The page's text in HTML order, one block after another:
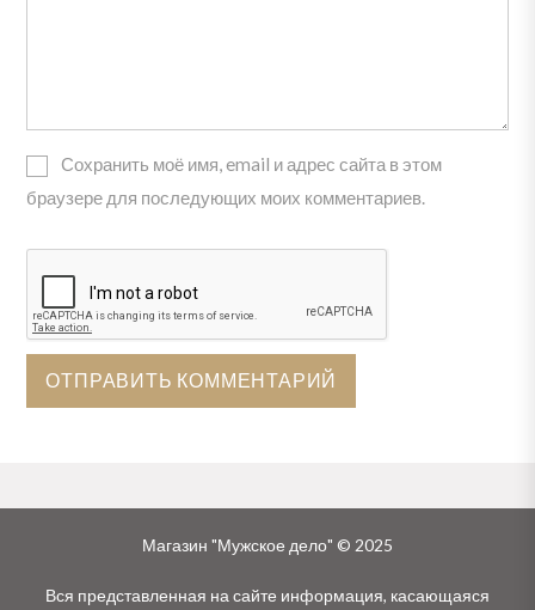
Сохранить моё имя, email и адрес сайта в этом
браузере для последующих моих комментариев.
Магазин "Мужское дело" © 2025
Вся представленная на сайте информация, касающаяся